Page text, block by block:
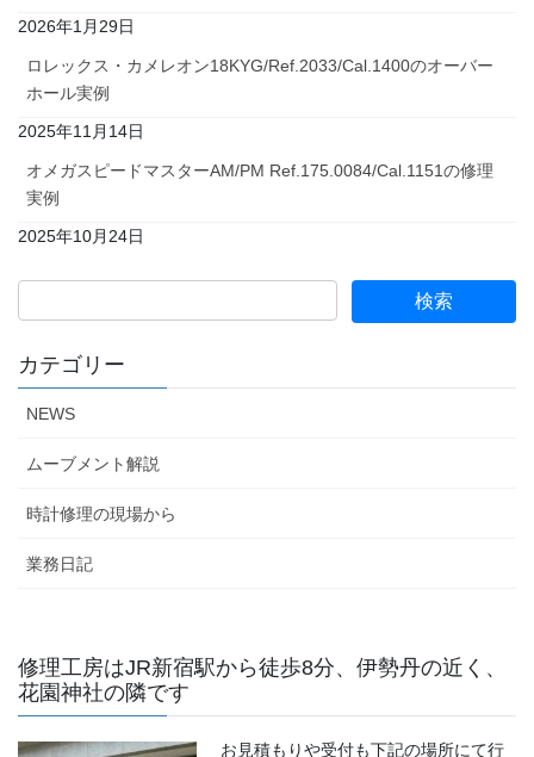
2026年1月29日
ロレックス・カメレオン18KYG/Ref.2033/Cal.1400のオーバー
ホール実例
2025年11月14日
オメガスピードマスターAM/PM Ref.175.0084/Cal.1151の修理
実例
2025年10月24日
カテゴリー
NEWS
ムーブメント解説
時計修理の現場から
業務日記
修理工房はJR新宿駅から徒歩8分、伊勢丹の近く、
花園神社の隣です
お見積もりや受付も下記の場所にて行